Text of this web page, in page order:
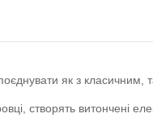
як з
створять витончені